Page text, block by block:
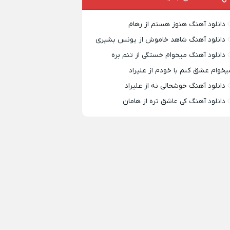
دانلود آهنگ هنوز هستم از رهام
دانلود آهنگ شاهد خاموش از یونس بشیری
دانلود آهنگ میخوام خستگی از تنم بره
عشق کنم با خودم از علیراد
دانلود آهنگ خوشحالی نه از علیراد
دانلود آهنگ کی عاشق تره از هامان